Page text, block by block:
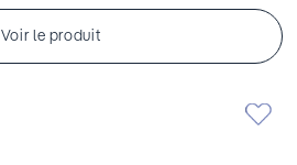
Voir le produit